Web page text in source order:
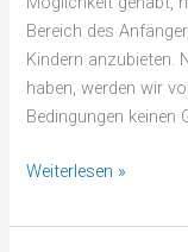
Bereich des
Kindern anzubieten.
haben, werden wir
Bedingungen keinen
Weiterlesen »